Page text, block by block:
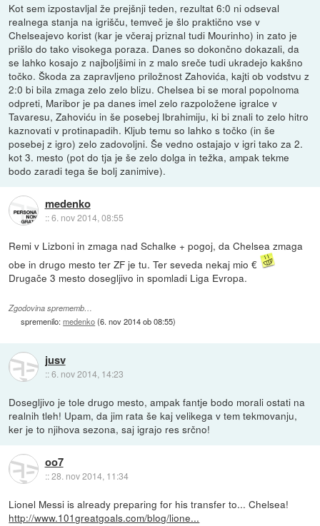
Kot sem izpostavljal že prejšnji teden, rezultat 6:0 ni odseval
realnega stanja na igrišču, temveč je šlo praktično vse v
Chelseajevo korist (kar je včeraj priznal tudi Mourinho) in zato je
prišlo do tako visokega poraza. Danes so dokončno dokazali, da
se lahko kosajo z najboljšimi in z malo sreče tudi ukradejo kakšno
točko. Škoda za zapravljeno priložnost Zahovića, kajti ob vodstvu z
2:0 bi bila zmaga zelo zelo blizu. Chelsea bi se moral popolnoma
odpreti, Maribor je pa danes imel zelo razpoložene igralce v
Tavaresu, Zahoviću in še posebej Ibrahimiju, ki bi znali to zelo hitro
kaznovati v protinapadih. Kljub temu so lahko s točko (in še
posebej z igro) zelo zadovoljni. Še vedno ostajajo v igri tako za 2.
kot 3. mesto (pot do tja je še zelo dolga in težka, ampak tekme
bodo zaradi tega še bolj zanimive).
medenko
::6. nov 2014, 08:55
Remi v Lizboni in zmaga nad Schalke + pogoj, da Chelsea zmaga
obe in drugo mesto ter ZF je tu. Ter seveda nekaj mio €
Drugače 3 mesto dosegljivo in spomladi Liga Evropa.
Zgodovina sprememb…
spremenilo:medenko(6. nov 2014 ob 08:55)
jusv
::6. nov 2014, 14:23
Dosegljivo je tole drugo mesto, ampak fantje bodo morali ostati na
realnih tleh! Upam, da jim rata še kaj velikega v tem tekmovanju,
ker je to njihova sezona, saj igrajo res srčno!
oo7
::28. nov 2014, 11:34
Lionel Messi is already preparing for his transfer to... Chelsea!
http://www.101greatgoals.com/blog/lione...